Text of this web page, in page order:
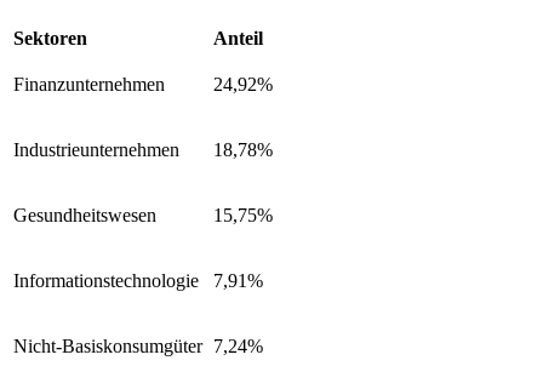
Sektoren Anteil
Finanzunternehmen 24,92%
Industrieunternehmen 18,78%
Gesundheitswesen 15,75%
Informationstechnologie 7,91%
Nicht-Basiskonsumgüter 7,24%